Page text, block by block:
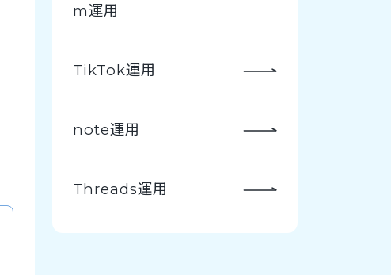
m運用
TikTok運用
note運用
Threads運用